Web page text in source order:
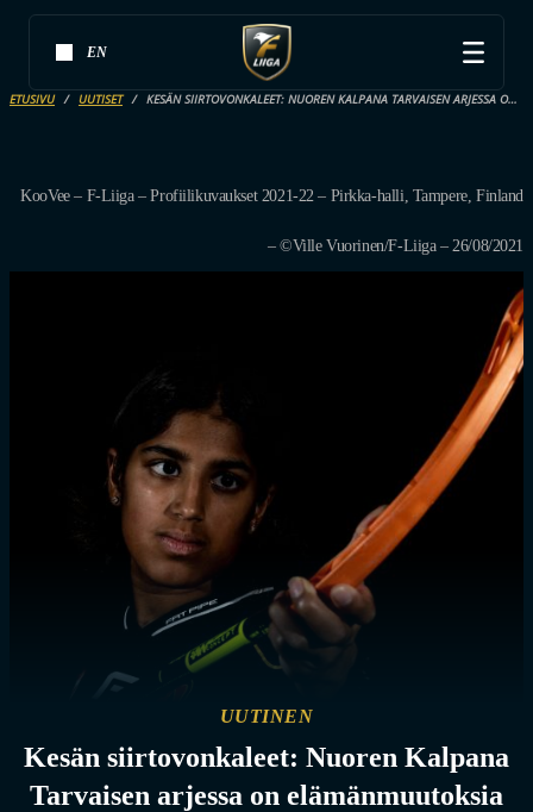
EN
ETUSIVU UUTISET KESÄN SIIRTOVONKALEET: NUOREN KALPANA TARVAISEN ARJESSA ON ELÄMÄNMUUTOKSIA TAPAHTUNUT TIUHAAN – NYT ON HAUSSA ISOMPAA ROOLIA PIRKKALAN PIRKOISSA
KooVee – F-Liiga – Profiilikuvaukset 2021-22 – Pirkka-halli, Tampere, Finland
– ©Ville Vuorinen/F-Liiga – 26/08/2021
UUTINEN
Kesän siirtovonkaleet: Nuoren Kalpana
Tarvaisen arjessa on elämänmuutoksia